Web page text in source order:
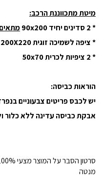
מיטת מתכווננת הרכב:
* 2 סדינים יחיד 90x200
מתאים
* ציפה לשמיכה זוגית 200X220
* 2 ציפיות לכרית 50x70
הוראות כביסה:
יש לכבס פריטים צבעוניים
אבקת כביסה עדינה ללא כלור וללא
מנטה